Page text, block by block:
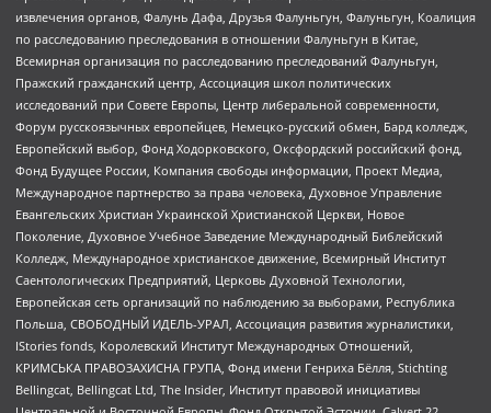
извлечения органов, Фалунь Дафа, Друзья Фалуньгун, Фалуньгун, Коалиция
по расследованию преследования в отношении Фалуньгун в Китае,
Всемирная организация по расследованию преследований Фалуньгун,
Пражский гражданский центр, Ассоциация школ политических
исследований при Совете Европы, Центр либеральной современности,
Форум русскоязычных европейцев, Немецко-русский обмен, Бард колледж,
Европейский выбор, Фонд Ходорковского, Оксфордский российский фонд,
Фонд Будущее России, Компания свободы информации, Проект Медиа,
Международное партнерство за права человека, Духовное Управление
Евангельских Христиан Украинской Христианской Церкви, Новое
Поколение, Духовное Учебное Заведение Международный Библейский
Колледж, Международное христианское движение, Всемирный Институт
Саентологических Предприятий, Церковь Духовной Технологии,
Европейская сеть организаций по наблюдению за выборами, Республика
Польша, СВОБОДНЫЙ ИДЕЛЬ-УРАЛ, Ассоциация развития журналистики,
IStories fonds, Королевский Институт Международных Отношений,
КРИМСЬКА ПРАВОЗАХИСНА ГРУПА, Фонд имени Генриха Бёлля, Stichting
Bellingcat, Bellingcat Ltd, The Insider, Институт правовой инициативы